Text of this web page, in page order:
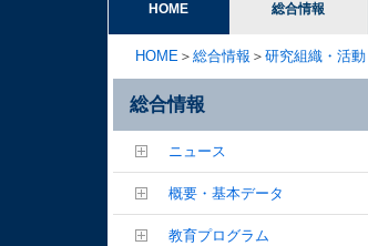
HOME 総合情報
HOME ＞ 総合情報 ＞ 研究組織・活動
総合情報
ニュース
概要・基本データ
教育プログラム